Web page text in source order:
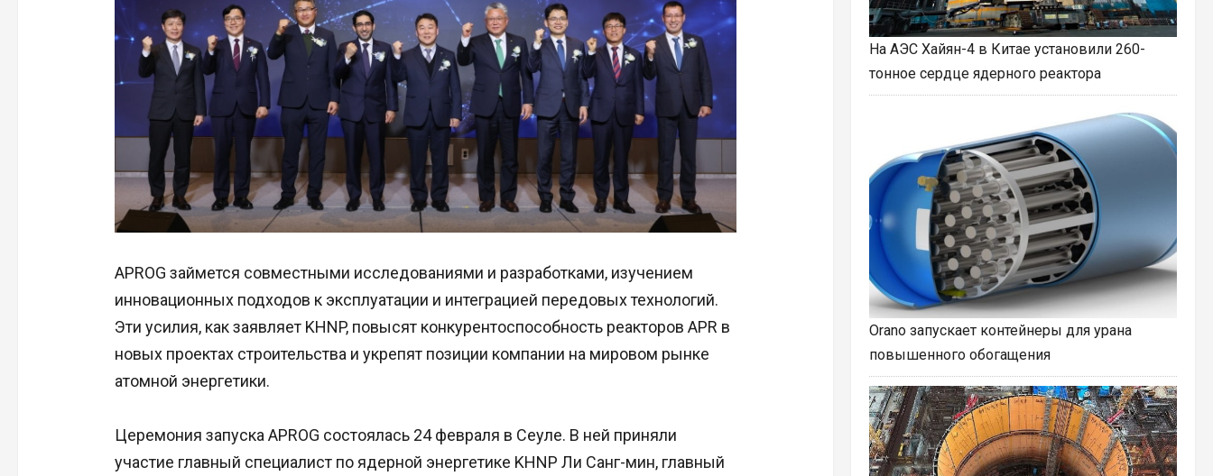
APROG займется совместными исследованиями и разработками, изучением
инновационных подходов к эксплуатации и интеграцией передовых технологий.
Эти усилия, как заявляет KHNP, повысят конкурентоспособность реакторов APR в
новых проектах строительства и укрепят позиции компании на мировом рынке
атомной энергетики.
Церемония запуска APROG состоялась 24 февраля в Сеуле. В ней приняли
участие главный специалист по ядерной энергетике KHNP Ли Санг-мин, главный
На АЭС Хайян-4 в Китае установили 260-
тонное сердце ядерного реактора
Orano запускает контейнеры для урана
повышенного обогащения